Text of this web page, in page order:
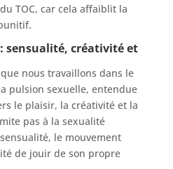
TOC, car cela affaiblit la
sensualité, créativité et
nous travaillons dans le
pulsion sexuelle, entendue
le plaisir, la créativité et la
pas à la sexualité
le mouvement
de jouir de son propre